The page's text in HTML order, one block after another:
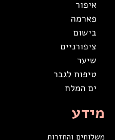
איפור
פארמה
בישום
ציפורניים
שיער
טיפוח לגבר
ים המלח
מידע
משלוחים והחזרות